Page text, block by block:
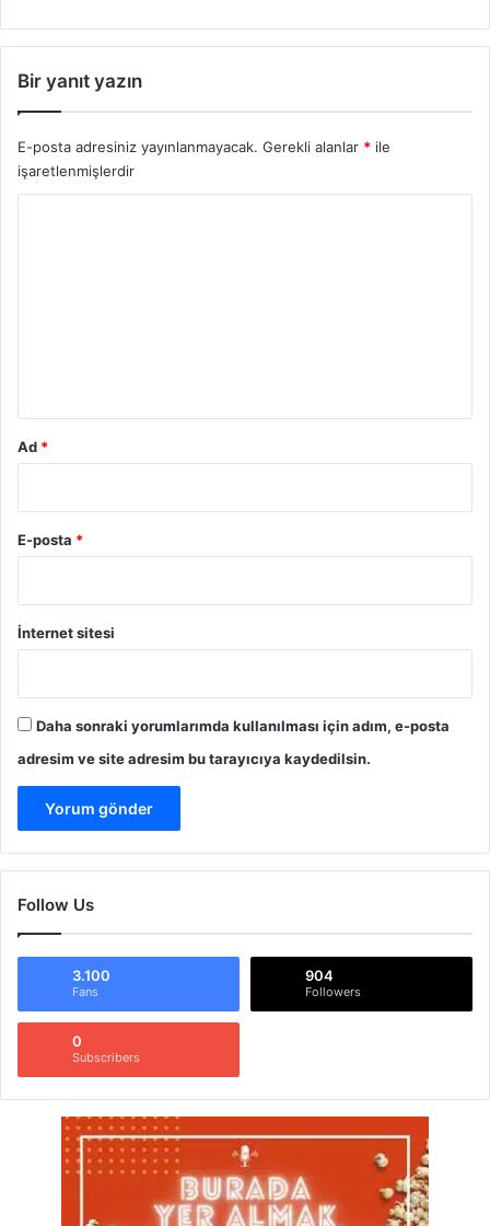
Bir yanıt yazın
E-posta adresiniz yayınlanmayacak. Gerekli alanlar * ile
işaretlenmişlerdir
Ad *
E-posta *
İnternet sitesi
Daha sonraki yorumlarımda kullanılması için adım, e-posta
adresim ve site adresim bu tarayıcıya kaydedilsin.
Follow Us
3.100
Fans
904
Followers
0
Subscribers